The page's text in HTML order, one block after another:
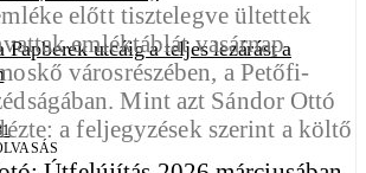
utcáig a teljes lezárást a
előtt tisztelegve ültettek
emléktáblát vasárnap
városrészében, a Petőfi-
Mint azt Sándor Ottó
a feljegyzések szerint a költő